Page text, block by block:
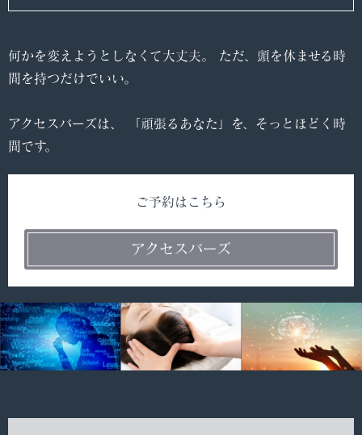
何かを変えようとしなくて大丈夫。 ただ、頭を休ませる時
間を持つだけでいい。
アクセスバーズは、 「頑張るあなた」を、そっとほどく時
間です。
ご予約はこちら
アクセスバーズ